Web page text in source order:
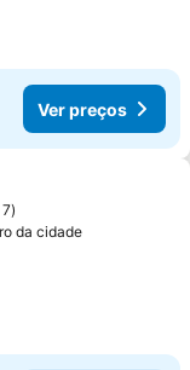
Ver preços
favoritos
7
da cidade